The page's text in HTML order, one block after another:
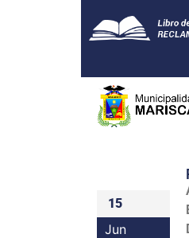
15
Jun